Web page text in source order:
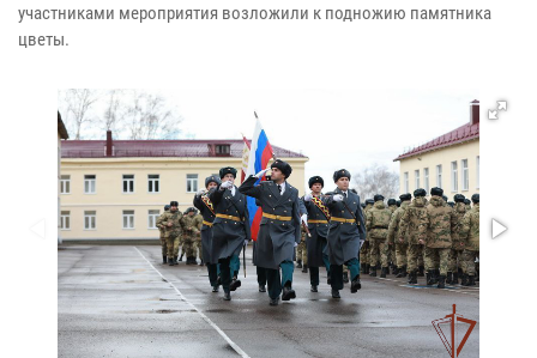
участниками мероприятия возложили к подножию памятника
цветы.